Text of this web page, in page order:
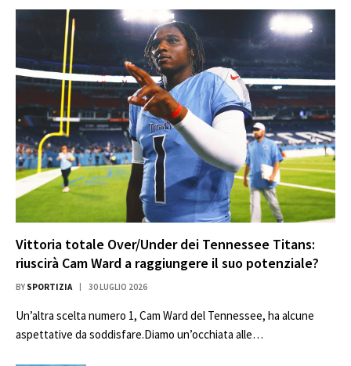
Vittoria totale Over/Under dei Tennessee Titans:
riuscirà Cam Ward a raggiungere il suo potenziale?
BY SPORTIZIA 30 LUGLIO 2026
Un’altra scelta numero 1, Cam Ward del Tennessee, ha alcune
aspettative da soddisfare.Diamo un’occhiata alle…